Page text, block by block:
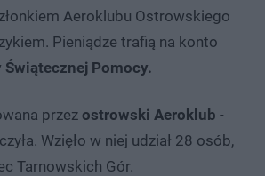
Aeroklubu Ostrowskiego
Pieniądze trafią na konto
Pomocy.
przez ostrowski Aeroklub -
Wzięło w niej udział 28 osób,
Tarnowskich Gór.